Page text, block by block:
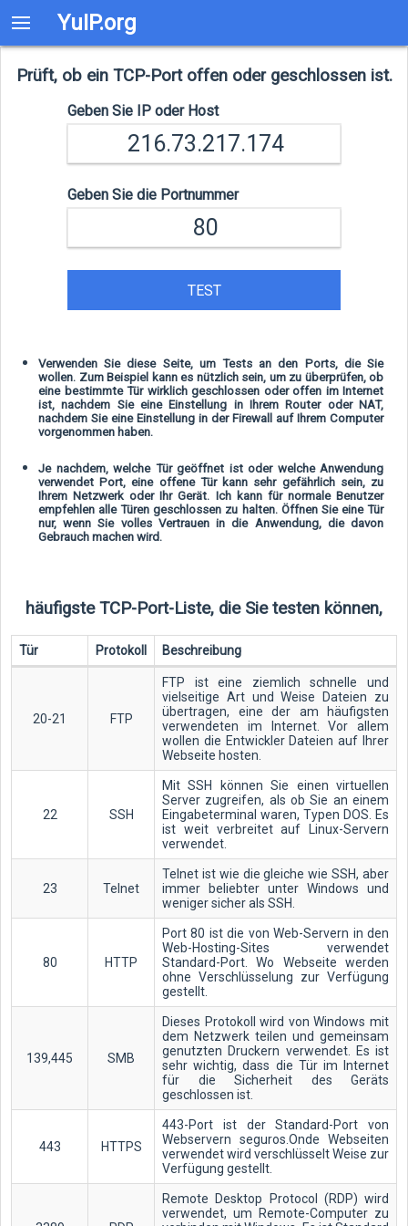
YuIP.org
Prüft, ob ein TCP-Port offen oder geschlossen ist.
Geben Sie IP oder Host
Geben Sie die Portnummer
TEST
Verwenden Sie diese Seite, um Tests an den Ports, die Sie
wollen. Zum Beispiel kann es nützlich sein, um zu überprüfen, ob
eine bestimmte Tür wirklich geschlossen oder offen im Internet
ist, nachdem Sie eine Einstellung in Ihrem Router oder NAT,
nachdem Sie eine Einstellung in der Firewall auf Ihrem Computer
vorgenommen haben.
Je nachdem, welche Tür geöffnet ist oder welche Anwendung
verwendet Port, eine offene Tür kann sehr gefährlich sein, zu
Ihrem Netzwerk oder Ihr Gerät. Ich kann für normale Benutzer
empfehlen alle Türen geschlossen zu halten. Öffnen Sie eine Tür
nur, wenn Sie volles Vertrauen in die Anwendung, die davon
Gebrauch machen wird.
häufigste TCP-Port-Liste, die Sie testen können,
Tür Protokoll Beschreibung
20-21 FTP
FTP ist eine ziemlich schnelle und
vielseitige Art und Weise Dateien zu
übertragen, eine der am häufigsten
verwendeten im Internet. Vor allem
wollen die Entwickler Dateien auf Ihrer
Webseite hosten.
22 SSH
Mit SSH können Sie einen virtuellen
Server zugreifen, als ob Sie an einem
Eingabeterminal waren, Typen DOS. Es
ist weit verbreitet auf Linux-Servern
verwendet.
23 Telnet
Telnet ist wie die gleiche wie SSH, aber
immer beliebter unter Windows und
weniger sicher als SSH.
80 HTTP
Port 80 ist die von Web-Servern in den
Web-Hosting-Sites verwendet
Standard-Port. Wo Webseite werden
ohne Verschlüsselung zur Verfügung
gestellt.
139,445 SMB
Dieses Protokoll wird von Windows mit
dem Netzwerk teilen und gemeinsam
genutzten Druckern verwendet. Es ist
sehr wichtig, dass die Tür im Internet
für die Sicherheit des Geräts
geschlossen ist.
443 HTTPS
443-Port ist der Standard-Port von
Webservern seguros.Onde Webseiten
verwendet wird verschlüsselt Weise zur
Verfügung gestellt.
Remote Desktop Protocol (RDP) wird
verwendet, um Remote-Computer zu